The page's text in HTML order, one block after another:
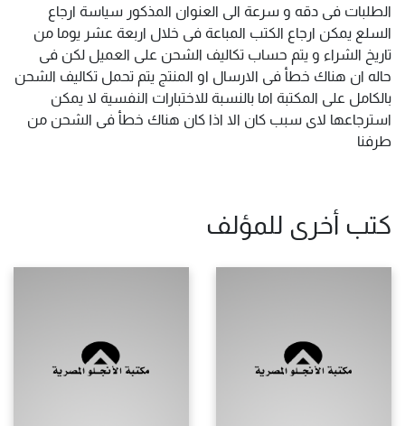
الطلبات فى دقه و سرعة الى العنوان المذكور سياسة ارجاع
السلع يمكن ارجاع الكتب المباعة فى خلال اربعة عشر يوما من
تاريخ الشراء و يتم حساب تكاليف الشحن على العميل لكن فى
حاله ان هناك خطأ فى الارسال او المنتج يتم تحمل تكاليف الشحن
بالكامل على المكتبة اما بالنسبة للاختبارات النفسية لا يمكن
استرجاعها لاى سبب كان الا اذا كان هناك خطأ فى الشحن من
طرفنا
كتب أخرى للمؤلف